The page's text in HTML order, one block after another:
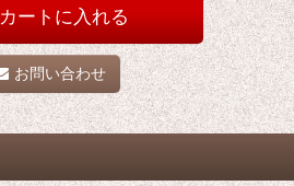
カートに入れる
お問い合わせ